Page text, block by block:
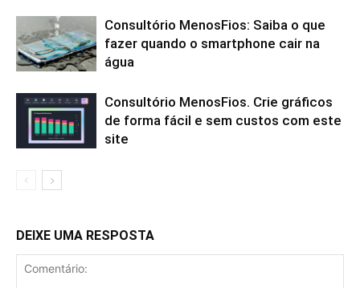
Consultório MenosFios: Saiba o que
fazer quando o smartphone cair na
água
Consultório MenosFios. Crie gráficos
de forma fácil e sem custos com este
site
DEIXE UMA RESPOSTA